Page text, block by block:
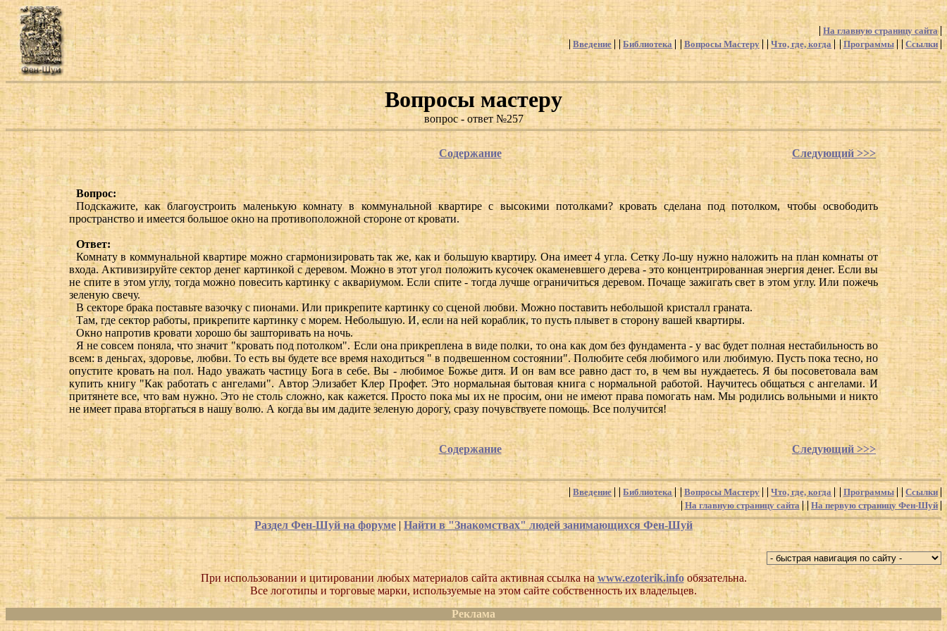
На главную страницу сайта
Введение
Библиотека Вопросы Мастеру Что, где, когда Программы Ссылки
Вопросы мастеру
вопрос - ответ №257
Содержание Следующий >>>
Вопрос:
Подскажите, как благоустроить маленькую комнату в коммунальной квартире с высокими потолками? кровать сделана под потолком, чтобы освободить
пространство и имеется большое окно на противоположной стороне от кровати.
Ответ:
Комнату в коммунальной квартире можно сгармонизировать так же, как и большую квартиру. Она имеет 4 угла. Сетку Ло-шу нужно наложить на план комнаты от
входа. Активизируйте сектор денег картинкой с деревом. Можно в этот угол положить кусочек окаменевшего дерева - это концентрированная энергия денег. Если вы
не спите в этом углу, тогда можно повесить картинку с аквариумом. Если спите - тогда лучше ограничиться деревом. Почаще зажигать свет в этом углу. Или пожечь
зеленую свечу.
В секторе брака поставьте вазочку с пионами. Или прикрепите картинку со сценой любви. Можно поставить небольшой кристалл граната.
Там, где сектор работы, прикрепите картинку с морем. Небольшую. И, если на ней кораблик, то пусть плывет в сторону вашей квартиры.
Окно напротив кровати хорошо бы зашторивать на ночь.
Я не совсем поняла, что значит "кровать под потолком". Если она прикреплена в виде полки, то она как дом без фундамента - у вас будет полная нестабильность во
всем: в деньгах, здоровье, любви. То есть вы будете все время находиться " в подвешенном состоянии". Полюбите себя любимого или любимую. Пусть пока тесно, но
опустите кровать на пол. Надо уважать частицу Бога в себе. Вы - любимое Божье дитя. И он вам все равно даст то, в чем вы нуждаетесь. Я бы посоветовала вам
купить книгу "Как работать с ангелами". Автор Элизабет Клер Профет. Это нормальная бытовая книга с нормальной работой. Научитесь общаться с ангелами. И
притянете все, что вам нужно. Это не столь сложно, как кажется. Просто пока мы их не просим, они не имеют права помогать нам. Мы родились вольными и никто
не имеет права вторгаться в нашу волю. А когда вы им дадите зеленую дорогу, сразу почувствуете помощь. Все получится!
Содержание Следующий >>>
Введение Библиотека Вопросы Мастеру Что, где, когда Программы
Ссылки
На главную страницу сайта
На первую страницу Фен-Шуй
Раздел Фен-Шуй на форуме Найти в "Знакомствах" людей занимающихся Фен-Шуй
При использовании и цитировании любых материалов сайта активная ссылка на www.ezoterik.infoобязательна.
Все логотипы и торговые марки, используемые на этом сайте собственность их владельцев.
Реклама